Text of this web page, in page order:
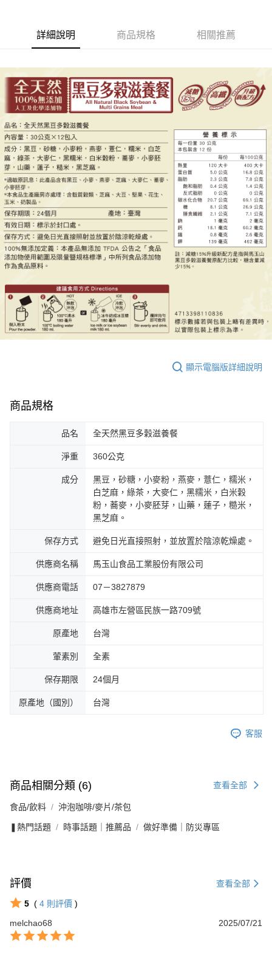
詳細說明 商品規格 相關推薦
顯示電腦版詳細說明
商品規格
品名 全天然黑豆多穀滋養餐
淨重 360公克
成分
黑豆，砂糖，小麥粉，燕麥，薏仁，糯米，
白芝麻，綠茶，大麥仁，黑糯米，白米穀
粉，蕎麥，小麥胚芽，山藥，蓮子，糙米，
黑芝麻。
保存方式 避免日光直接照射，並放置於陰涼乾燥處。
供應商名稱 馬玉山食品工業股份有限公司
供應商電話 07－3827879
供應商地址 高雄市左營區民族一路709號
原產地 台灣
葷素別 全素
保存期限 24個月
原產地（國別） 台灣
客服
商品相關分類 (6) 查看全部
食品/飲料 沖泡咖啡/麥片/茶包
❚熱門話題 時事話題｜推薦品 做好準備｜防災專區
評價 查看全部
5 ( 4 則評價 )
melchao68
2025/07/21